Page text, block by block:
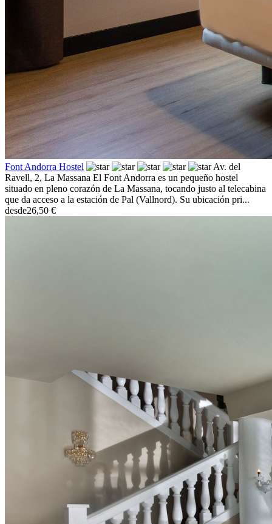
Font Andorra Hostel
Av. del
Ravell, 2, La Massana El Font Andorra es un pequeño hostel
situado en pleno corazón de La Massana, tocando justo al telecabina
que da acceso a la estación de Pal (Vallnord). Su ubicación pri...
desde26,50 €